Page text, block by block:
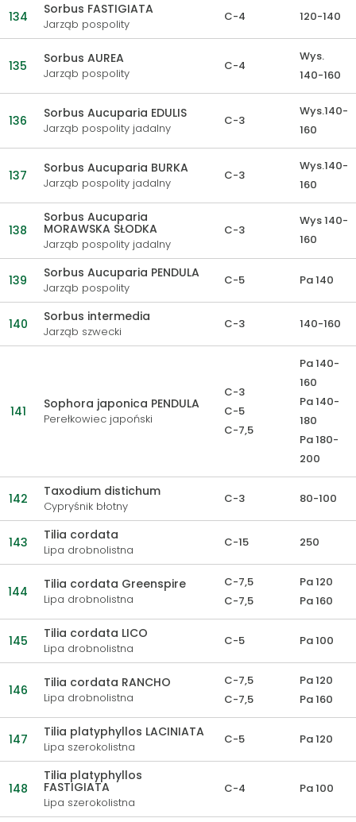
134 Sorbus FASTIGIATA
Jarząb pospolity
C-4 120-140
135 Sorbus AUREA
Jarząb pospolity
C-4
Wys.
140-160
136 Sorbus Aucuparia EDULIS
Jarząb pospolity jadalny
C-3
Wys.140-
160
137 Sorbus Aucuparia BURKA
Jarząb pospolity jadalny
C-3
Wys.140-
160
138
Sorbus Aucuparia
MORAWSKA SŁODKA
Jarząb pospolity jadalny
C-3
Wys 140-
160
139 Sorbus Aucuparia PENDULA
Jarząb pospolity
C-5 Pa 140
140 Sorbus intermedia
Jarząb szwecki
C-3 140-160
141 Sophora japonica PENDULA
Perełkowiec japoński
C-3
C-5
C-7,5
Pa 140-
160
Pa 140-
180
Pa 180-
200
142 Taxodium distichum
Cypryśnik błotny
C-3 80-100
143 Tilia cordata
Lipa drobnolistna
C-15 250
144 Tilia cordata Greenspire
Lipa drobnolistna
C-7,5
C-7,5
Pa 120
Pa 160
145 Tilia cordata LICO
Lipa drobnolistna
C-5 Pa 100
146 Tilia cordata RANCHO
Lipa drobnolistna
C-7,5
C-7,5
Pa 120
Pa 160
147 Tilia platyphyllos LACINIATA
Lipa szerokolistna
C-5 Pa 120
148
Tilia platyphyllos
FASTIGIATA
Lipa szerokolistna
C-4 Pa 100